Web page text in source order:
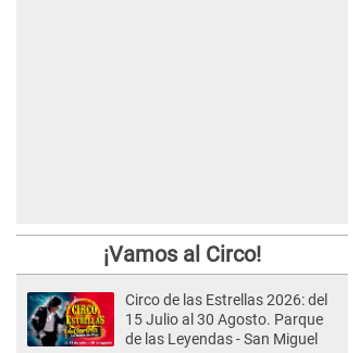
¡Vamos al Circo!
Circo de las Estrellas 2026: del
15 Julio al 30 Agosto. Parque
de las Leyendas - San Miguel